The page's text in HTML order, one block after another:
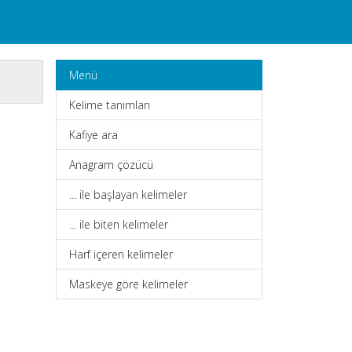
Menü
Kelime tanımları
Kafiye ara
Anagram çözücü
... ile başlayan kelimeler
... ile biten kelimeler
Harf içeren kelimeler
Maskeye göre kelimeler